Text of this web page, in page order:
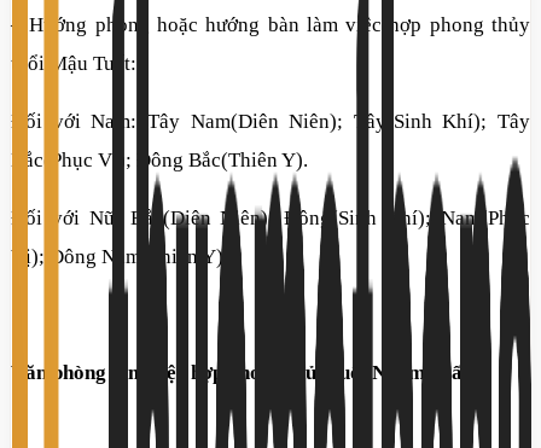
– Hướng phòng hoặc hướng bàn làm việc hợp phong thủy
tuổi Mậu Tuất:
Đối với Nam: Tây Nam(Diên Niên); Tây(Sinh Khí); Tây
Bắc(Phục Vị); Đông Bắc(Thiên Y).
Đối với Nữ: Bắc(Diên Niên); Đông(Sinh Khí); Nam(Phục
Vị); Đông Nam(Thiên Y).
Văn phòng làm việc hợp phong thủy tuổi Nhâm Tuất